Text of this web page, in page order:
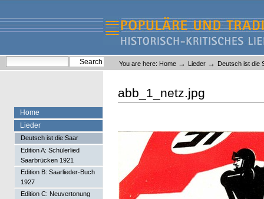
content.
navigation
Liederlexikon
Personal
tools
You are here: Home → Lieder → Deutsch ist die
abb_1_netz.jpg
Home
Lieder
Deutsch ist die Saar
Edition A: Schülerlied
Saarbrücken 1921
Edition B: Saarlieder-Buch
1927
Edition C: Neuvertonung